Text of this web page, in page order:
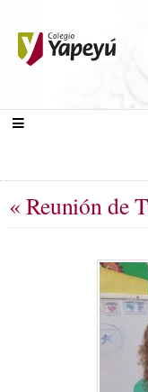
« Reunión de